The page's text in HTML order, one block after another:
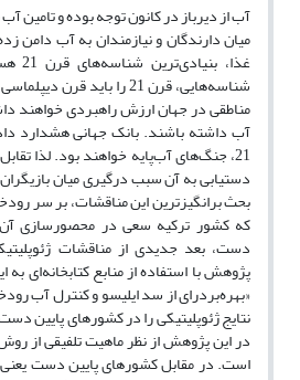
آب از دیرباز در کانون توجه بوده و تامین
میان دارندگان و نیازمندان به آب دامن
غذا،
شناسه‌هایی، قرن 21 را باید
مناطقی در جهان ارزش راهبردی خواهند
آب داشته باشند. بانک جهانی هشدارد
21، جنگ‌های آب‌پایه خواهند بود. لذا
دستیابی به آن سبب درگیری‌ میان
بحث ‌برانگیزترین این مناقشات، بر سر
که کشور ترکیه سعی در محصورسازی
دست، بعد جدیدی از مناقشات
پژوهش با استفاده از منابع کتابخانه‌ای
«بهره‌بردرای از سد ایلیسو و کنترل آب
نتایج ژئوپلیتیکی را در کشورهای پایین
در این پژوهش از نظر ماهیت تلفیقی از
است. در مقابل کشورهای پایین دست یعنی